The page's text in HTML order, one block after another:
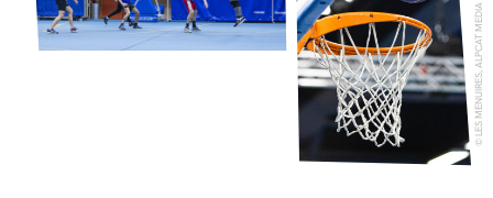
LES MENUIRES, ALPCAT MEDIA